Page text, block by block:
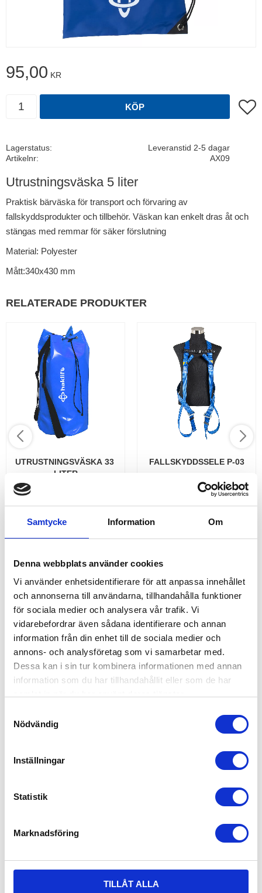
Samtycke Information Om
Denna webbplats använder cookies
Vi använder enhetsidentifierare för att anpassa innehållet
och annonserna till användarna, tillhandahålla funktioner
för sociala medier och analysera vår trafik. Vi
vidarebefordrar även sådana identifierare och annan
information från din enhet till de sociala medier och
annons- och analysföretag som vi samarbetar med.
Dessa kan i sin tur kombinera informationen med annan
information som du har tillhandahållit eller som de har
Nödvändig
Inställningar
Statistik
Marknadsföring
TILLÅT ALLA
95,00 KR
KÖP Lägg
Lagerstatus
Leveranstid 2-5 dagar
Artikelnr
AX09
Utrustningsväska 5 liter
Praktisk bärväska för transport och förvaring av
fallskyddsprodukter och tillbehör. Väskan kan enkelt dras åt och
stängas med remmar för säker förslutning
Material: Polyester
Mått:340x430 mm
RELATERADE PRODUKTER
UTRUSTNINGSVÄSKA 33
LITER
Utrustningsväska 33 liter
Praktisk bärväska för transport
och förvaring av
har justerbara axelremmar och
för enkel åtkomst till innehållet.
335,00 KR
KÖP
FALLSKYDDSSELE P-03
Fallskyddssele P-03 Finns i
storlekarna M-XL och XXL Max
användarvikt: 140 kg Material:
Galvaniserat stålBand:
Selen är tillverkad i enlighet
252,00 KR
INFO
ENKEL FÄLLDÄMPARLINA
med stötdämpare och två
785,00
KÖP
SCHACKEL
Köp smidd lyftschackel lyr eller
rak, US standard. | Välj bland
0,5 ton t.o.m 8,5 ton med
med skruv + mutter.
INFO